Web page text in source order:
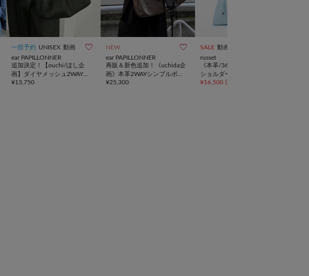
一部予約 UNISEX 動画 
ear PAPILLONNER
追加決定！【ouchi/ほし企
画】ダイヤメッシュ2WAYト
ートバッグLサイズ
¥13,750
NEW 
ear PAPILLONNER
再販＆新色追加！《uchida企
画》本革2WAYシンプルボス
トンバッグ
¥25,300
SALE 動画
russet
《本革/360g》レザー2WAY
ショルダーバッグ
¥16,500 (